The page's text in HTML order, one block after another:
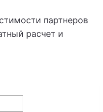
партнеров
расчет и